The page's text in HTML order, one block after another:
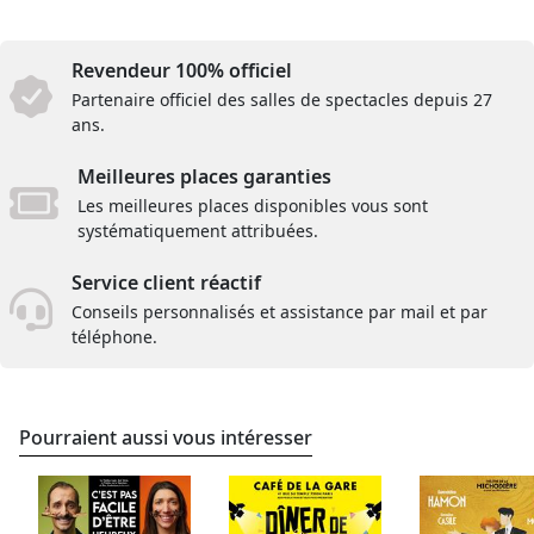
Revendeur 100% officiel
Partenaire officiel des salles de spectacles depuis 27
ans.
Meilleures places garanties
Les meilleures places disponibles vous sont
systématiquement attribuées.
Service client réactif
Conseils personnalisés et assistance par mail et par
téléphone.
Pourraient aussi vous intéresser